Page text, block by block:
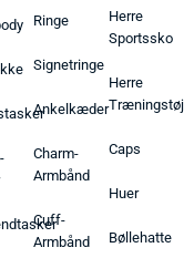
Ringe
Signetringe
Ankelkæder
Charm-
Armbånd
Cuff-
Armbånd
Herre
Sportssko
Herre
Træningstøj
Caps
Huer
Bøllehatte